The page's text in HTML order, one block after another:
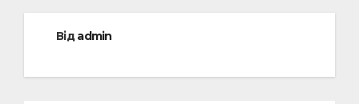
Відadmin